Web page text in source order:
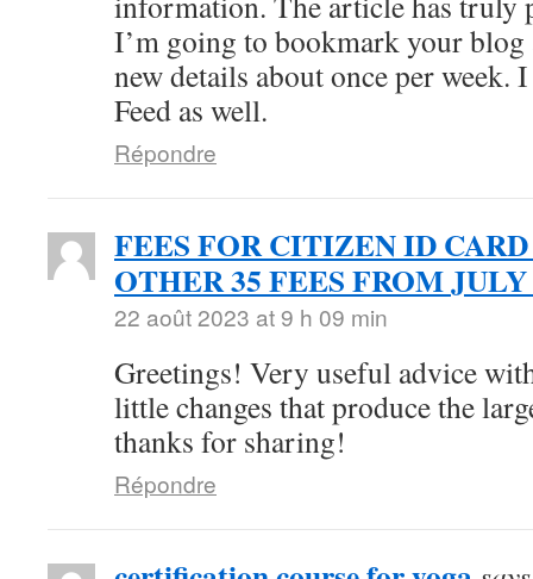
I’m going to bookmark your blog
new details about once per week.
Feed as well.
Répondre
FEES FOR CITIZEN ID
OTHER 35 FEES FROM JULY
22 août 2023 at 9 h 09 min
Greetings! Very useful advice
little changes that produce the
thanks for sharing!
Répondre